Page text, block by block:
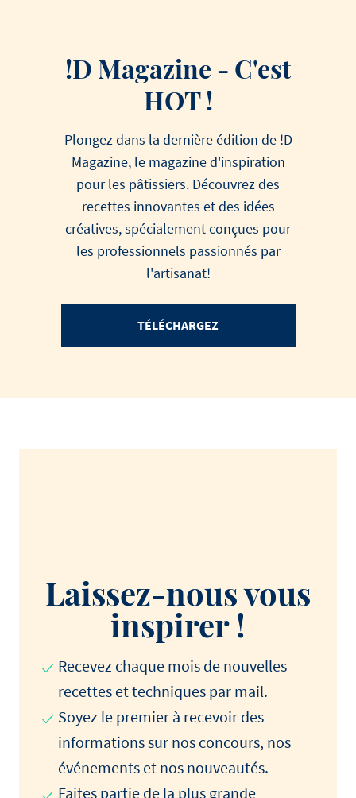
!D Magazine - C'est
HOT !
Plongez dans la dernière édition de !D
Magazine, le magazine d'inspiration
pour les pâtissiers. Découvrez des
recettes innovantes et des idées
créatives, spécialement conçues pour
les professionnels passionnés par
l'artisanat!
TÉLÉCHARGEZ
Laissez-nous vous
inspirer !
Recevez chaque mois de nouvelles
recettes et techniques par mail.
Soyez le premier à recevoir des
informations sur nos concours, nos
événements et nos nouveautés.
Faites partie de la plus grande